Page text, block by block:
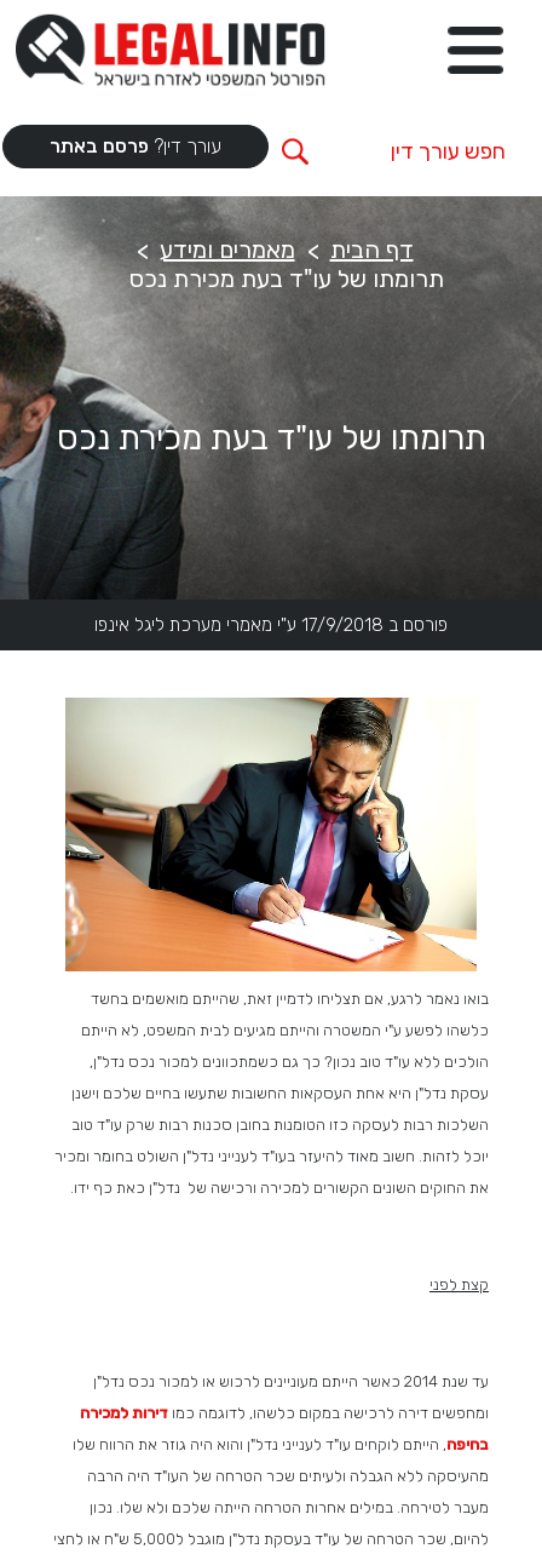
עורך דין? פרסם באתר
דף הבית
מאמרים ומידע
תרומתו של עו"ד בעת מכירת נכס
תרומתו של עו"ד בעת מכירת נכס
פורסם ב 17/9/2018 ע"י מאמרי מערכת ליגל אינפו
בואו נאמר לרגע, אם תצליחו לדמיין זאת, שהייתם מואשמים בחשד
כלשהו לפשע ע"י המשטרה והייתם מגיעים לבית המשפט, לא הייתם
הולכים ללא עו"ד טוב נכון? כך גם כשמתכוונים למכור נכס נדל"ן,
עסקת נדל"ן היא אחת העסקאות החשובות שתעשו בחיים שלכם וישנן
השלכות רבות לעסקה כזו הטומנות בחובן סכנות רבות שרק עו"ד טוב
יוכל לזהות. חשוב מאוד להיעזר בעו"ד לענייני נדל"ן השולט בחומר ומכיר
את החוקים השונים הקשורים למכירה ורכישה של נדל"ן כאת כף ידו.
קצת לפני
עד שנת 2014 כאשר הייתם מעוניינים לרכוש או למכור נכס נדל"ן
ומחפשים דירה לרכישה במקום כלשהו, לדוגמה כמו דירות למכירה
בחיפה, הייתם לוקחים עו"ד לענייני נדל"ן והוא היה גוזר את הרווח שלו
מהעיסקה ללא הגבלה ולעיתים שכר הטרחה של העו"ד היה הרבה
מעבר לטירחה. במילים אחרות הטרחה הייתה שלכם ולא שלו. נכון
להיום, שכר הטרחה של עו"ד בעסקת נדל"ן מוגבל ל5,000 ש"ח או לחצי